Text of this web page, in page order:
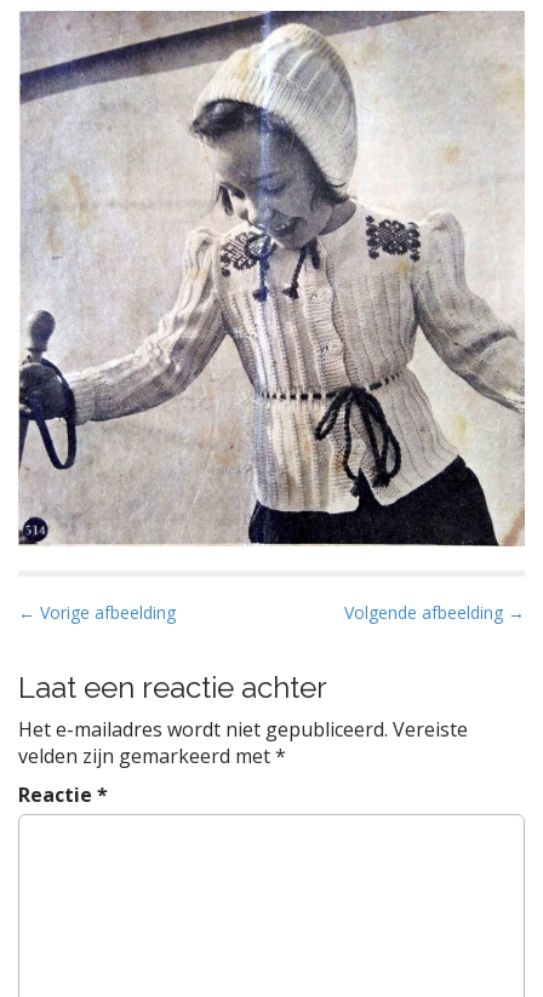
B
r
i
c
h
t
← Vorige afbeelding Volgende afbeelding →
Laat een reactie achter
Het e-mailadres wordt niet gepubliceerd. Vereiste
velden zijn gemarkeerd met*
Reactie *